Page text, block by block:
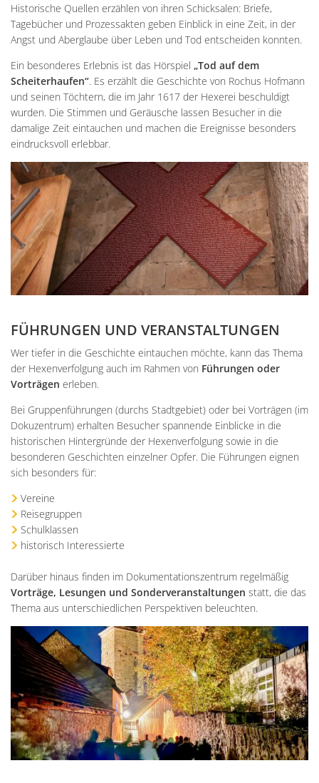
Historische Quellen erzählen von ihren Schicksalen: Briefe,
Tagebücher und Prozessakten geben Einblick in eine Zeit, in der
Angst und Aberglaube über Leben und Tod entscheiden konnten.
Ein besonderes Erlebnis ist das Hörspiel „Tod auf dem
Scheiterhaufen“. Es erzählt die Geschichte von Rochus Hofmann
und seinen Töchtern, die im Jahr 1617 der Hexerei beschuldigt
wurden. Die Stimmen und Geräusche lassen Besucher in die
damalige Zeit eintauchen und machen die Ereignisse besonders
eindrucksvoll erlebbar.
FÜHRUNGEN UND VERANSTALTUNGEN
Wer tiefer in die Geschichte eintauchen möchte, kann das Thema
der Hexenverfolgung auch im Rahmen von Führungen oder
Vorträgen erleben.
Bei Gruppenführungen (durchs Stadtgebiet) oder bei Vorträgen (im
Dokuzentrum) erhalten Besucher spannende Einblicke in die
historischen Hintergründe der Hexenverfolgung sowie in die
besonderen Geschichten einzelner Opfer. Die Führungen eignen
sich besonders für:
Vereine
Reisegruppen
Schulklassen
historisch Interessierte
Darüber hinaus finden im Dokumentationszentrum regelmäßig
Vorträge, Lesungen und Sonderveranstaltungen statt, die das
Thema aus unterschiedlichen Perspektiven beleuchten.